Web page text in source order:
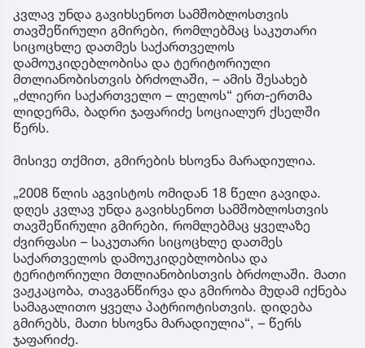
კვლავ უნდა გავიხსენოთ სამშობლოსთვის
თავშეწირული გმირები, რომლებმაც საკუთარი
სიცოცხლე დათმეს საქართველოს
დამოუკიდებლობისა და ტერიტორიული
მთლიანობისთვის ბრძოლაში, – ამის შესახებ
„ძლიერი საქართველო – ლელოს“ ერთ-ერთმა
ლიდერმა, ბადრი ჯაფარიძე სოციალურ ქსელში
წერს.
მისივე თქმით, გმირების ხსოვნა მარადიულია.
„2008 წლის აგვისტოს ომიდან 18 წელი გავიდა.
დღეს კვლავ უნდა გავიხსენოთ სამშობლოსთვის
თავშეწირული გმირები, რომლებმაც ყველაზე
ძვირფასი – საკუთარი სიცოცხლე დათმეს
საქართველოს დამოუკიდებლობისა და
ტერიტორიული მთლიანობისთვის ბრძოლაში. მათი
ვაჟკაცობა, თავგანწირვა და გმირობა მუდამ იქნება
სამაგალითო ყველა პატრიოტისთვის. დიდება
გმირებს, მათი ხსოვნა მარადიულია“, – წერს
ჯაფარიძე.